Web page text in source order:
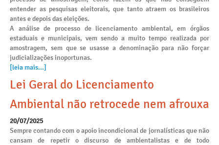
entender as pesquisas eleitorais, que tanto atraem os brasileiros
antes e depois das eleições.
A análise de processo de licenciamento ambiental, em órgãos
estaduais e municipais, vem sendo a muito tempo realizada por
amostragem, sem que se usasse a denominação para não forçar
judicializações inoportunas.
[leia mais...]
Lei Geral do Licenciamento
Ambiental não retrocede nem afrouxa
20/07/2025
Sempre contando com o apoio incondicional de jornalísticas que não
cansam de repetir o discurso de ambientalistas e de todo